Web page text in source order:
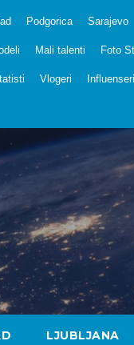
Podgorica Sarajevo
Mali talenti Foto
Vlogeri Influenseri
LJUBLJANA